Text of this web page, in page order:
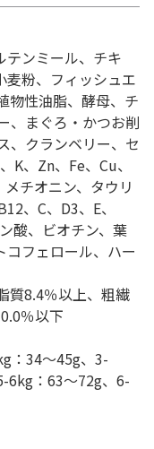
テンミール、チキ
麦粉、フィッシュエ
物性油脂、酵母、チ
、まぐろ・かつお削
、クランベリー、セ
K、Zn、Fe、Cu、
チオニン、タウリ
、C、D3、E、
酸、ビオチン、葉
フェロール、ハー
質8.4％以上、粗繊
％以下
：34～45g、3-
6kg：63～72g、6-